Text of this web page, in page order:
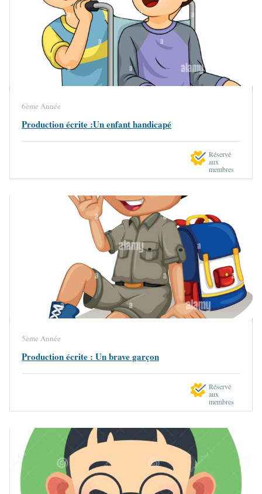
6ème Année
Production écrite :Un enfant handicapé
Réservé
aux
membres
5ème Année
Production écrite : Un brave garçon
Réservé
aux
membres